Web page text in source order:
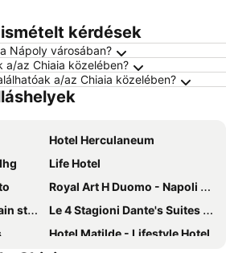
kérdések
Nápoly városában?
a/az Chiaia közelében?
a/az Chiaia közelében?
Hotel Herculaneum
Life Hotel
Royal Art H Duomo - Napoli Centro, by ClaPa Group
Le 4 Stagioni Dante's Suites H Napoli Centro, by ClaPa Group
Hotel Matilde - Lifestyle Hotel